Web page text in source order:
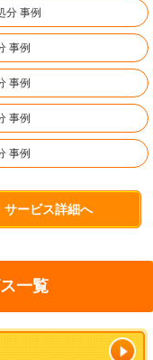
分 事例
事例
事例
事例
事例
サービス詳細へ
一覧